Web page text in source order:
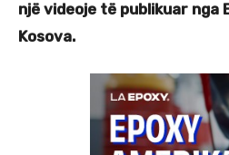
një videoje të publikuar nga
Kosova.